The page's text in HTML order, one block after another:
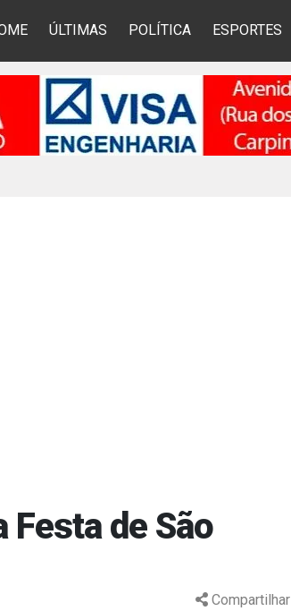
ÚLTIMAS POLÍTICA ESPORTES
Festa de São
Compartilhar